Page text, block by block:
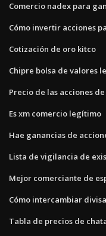
Comercio nadex para
Cómo invertir acciones
Cotización de oro kitco
Chipre bolsa de valores
Precio de las acciones
Es xm comercio legítimo
Hae ganancias de
Lista de vigilancia de
Mejor comerciante de
Cómo intercambiar
Tabla de precios de